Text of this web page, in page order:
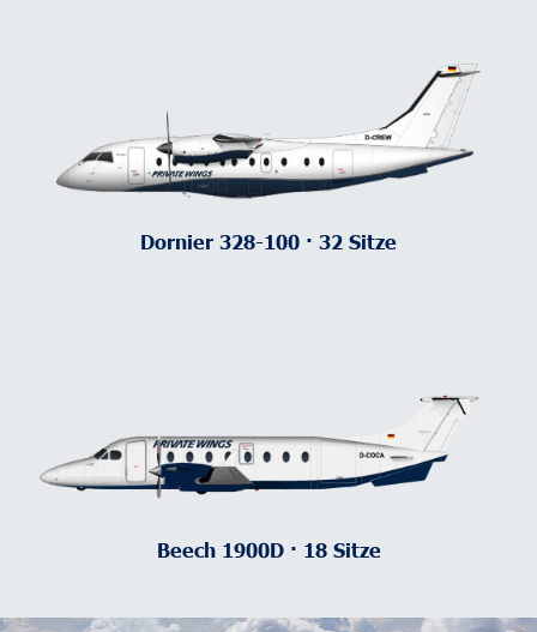
Dornier 328-100 · 32 Sitze
Beech 1900D · 18 Sitze